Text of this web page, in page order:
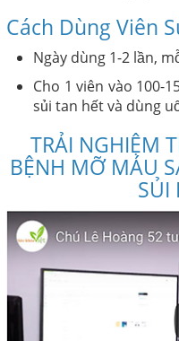
Cách Dùng Viên
Ngày dùng 1-2 lần,
Cho 1 viên vào 100-
sủi tan hết và dùng
TRẢI NGHIỆM
BỆNH MỠ MÁU
SỦI